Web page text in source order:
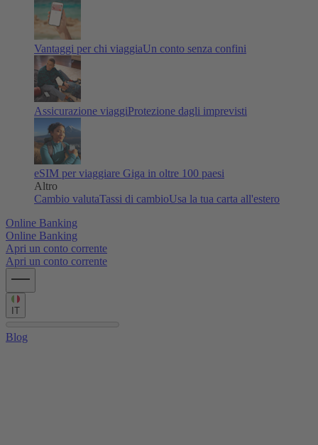
Vantaggi per chi viaggiaUn conto senza confini
Assicurazione viaggiProtezione dagli imprevisti
eSIM per viaggiare Giga in oltre 100 paesi
Altro
Cambio valutaTassi di cambioUsa la tua carta all'estero
Online Banking
Online Banking
Apri un conto corrente
Apri un conto corrente
IT
Blog